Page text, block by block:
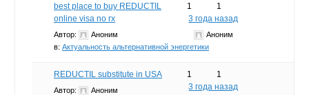
best place to buy REDUCTIL
online visa no rx
Автор:
Аноним
в: Актуальность альтернативной энергетики
1
1
3 года назад
Аноним
REDUCTIL substitute in USA
Автор:
Аноним
1
1
3 года назад